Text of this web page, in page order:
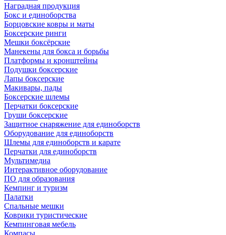
Наградная продукция
Бокс и единоборства
Борцовские ковры и маты
Боксерские ринги
Мешки боксёрские
Манекены для бокса и борьбы
Платформы и кронштейны
Подушки боксерские
Лапы боксерские
Макивары, пады
Боксерские шлемы
Перчатки боксерские
Груши боксерские
Защитное снаряжение для единоборств
Оборудование для единоборств
Шлемы для единоборств и карате
Перчатки для единоборств
Мультимедиа
Интерактивное оборудование
ПО для образования
Кемпинг и туризм
Палатки
Спальные мешки
Коврики туристические
Кемпинговая мебель
Компасы